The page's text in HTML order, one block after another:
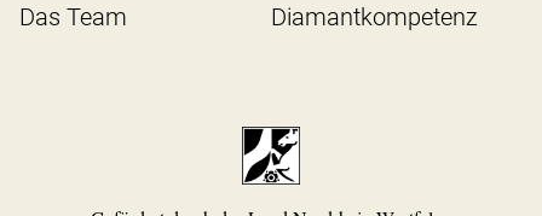
Das Team
Diamantkompetenz